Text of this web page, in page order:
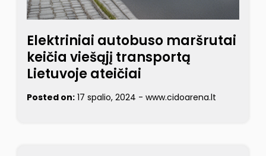
Elektriniai autobuso maršrutai
keičia viešąjį transportą
Lietuvoje ateičiai
Posted on: 17 spalio, 2024 - www.cidoarena.lt